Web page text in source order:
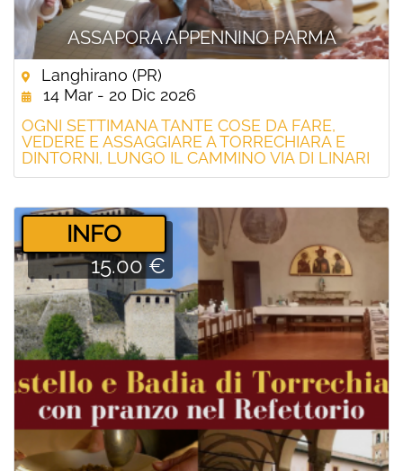
ASSAPORA APPENNINO PARMA
Langhirano (PR)
14 Mar - 20 Dic 2026
OGNI SETTIMANA TANTE COSE DA FARE,
VEDERE E ASSAGGIARE A TORRECHIARA E
DINTORNI, LUNGO IL CAMMINO VIA DI LINARI
­INFO
15.00 €